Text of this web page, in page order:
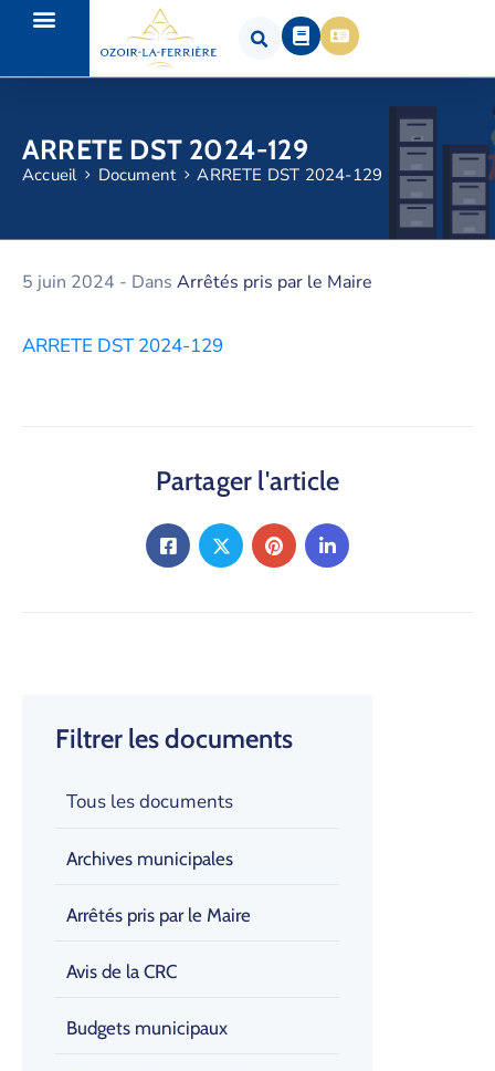
ARRETE DST 2024-129
Accueil Document ARRETE DST 2024-129
Filtrer les documents
Tous les documents
Archives municipales
Arrêtés pris par le Maire
Avis de la CRC
Budgets municipaux
5 juin 2024 - Dans Arrêtés pris par le Maire
ARRETE DST 2024-129
Partager l'article